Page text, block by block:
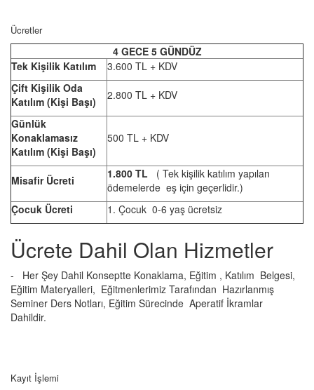
Ücretler
4 GECE 5 GÜNDÜZ
Tek Kişilik Katılım
3.600 TL + KDV
Çift Kişilik Oda
Katılım (Kişi Başı)
2.800 TL + KDV
Günlük
Konaklamasız
Katılım (Kişi Başı)
500 TL + KDV
Misafir Ücreti 1.800 TL ( Tek kişilik katılım yapılan
ödemelerde eş için geçerlidir.)
Çocuk Ücreti
1. Çocuk 0-6 yaş ücretsiz
Ücrete Dahil Olan Hizmetler
-
Her Şey Dahil Konseptte Konaklama, Eğitim , Katılım Belgesi,
Eğitim Materyalleri, Eğitmenlerimiz Tarafından Hazırlanmış
Seminer Ders Notları, Eğitim Sürecinde Aperatif İkramlar
Dahildir.
Kayıt İşlemi